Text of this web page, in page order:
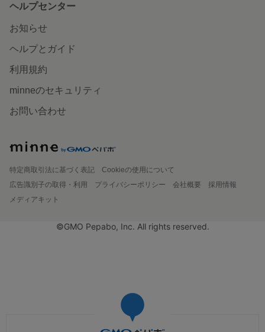
ヘルプセンター
お知らせ
ヘルプとガイド
利用規約
minneのセキュリティ
お問い合わせ
特定商取引法に基づく表記
Cookieの使用について
広告識別子の取得・利用
プライバシーポリシー 会社概要
採用情報
メディアキット
©GMO Pepabo, Inc. All rights reserved.